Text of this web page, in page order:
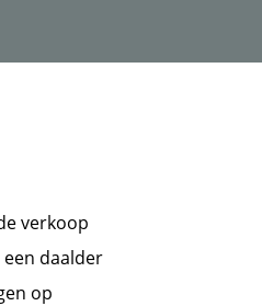
verkoop
daalder
op